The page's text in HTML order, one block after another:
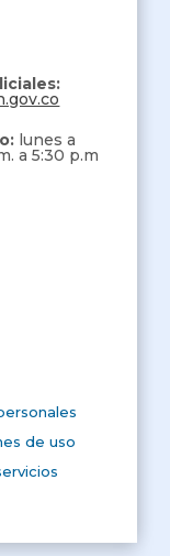
lunes a
a 5:30 p.m
de uso